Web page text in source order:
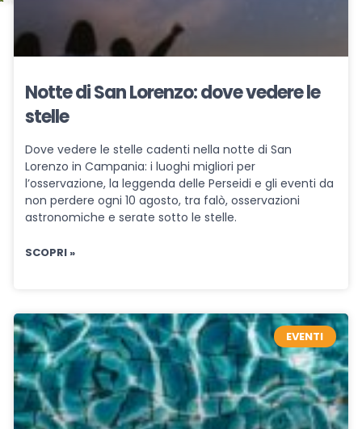
Notte di San Lorenzo: dove vedere le
stelle
Dove vedere le stelle cadenti nella notte di San
Lorenzo in Campania: i luoghi migliori per
l’osservazione, la leggenda delle Perseidi e gli eventi da
non perdere ogni 10 agosto, tra falò, osservazioni
astronomiche e serate sotto le stelle.
SCOPRI »
EVENTI